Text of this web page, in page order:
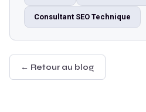
Consultant SEO Technique
← Retour au blog